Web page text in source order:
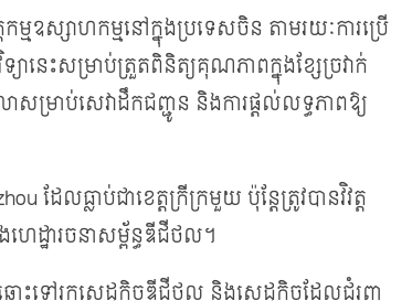
មឧស្សាហកម្មនៅក្នុងប្រទេសចិន តាមរយៈការប្រើ
នេះសម្រាប់ត្រួតពិនិត្យគុណភាពក្នុងខ្សែច្រវាក់
ម្រាប់សេវាដឹកជញ្ជូន និងការផ្តល់លទ្ធភាពឱ្យ
ធ្លាប់ជាខេត្តក្រីក្រមួយ ប៉ុន្តែត្រូវបានវិវត្ត
ដ្ឋារចនាសម្ព័ន្ធឌីជីថល។